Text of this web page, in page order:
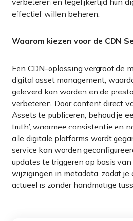
verbeteren en tegelijkertijd hun
effectief willen beheren.
Waarom kiezen voor de CDN
Een CDN-oplossing vergroot de
digital asset management,
geleverd kan worden en de
verbeteren. Door content direct
Assets te publiceren, behoud je
truth’, waarmee consistentie en
alle digitale platforms wordt
service kan worden
updates te triggeren op basis
wijzigingen in metadata, zodat je
actueel is zonder handmatige